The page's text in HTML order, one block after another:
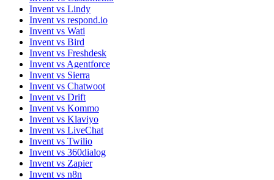
Invent vs Lindy
Invent vs respond.io
Invent vs Wati
Invent vs Bird
Invent vs Freshdesk
Invent vs Agentforce
Invent vs Sierra
Invent vs Chatwoot
Invent vs Drift
Invent vs Kommo
Invent vs Klaviyo
Invent vs LiveChat
Invent vs Twilio
Invent vs 360dialog
Invent vs Zapier
Invent vs n8n